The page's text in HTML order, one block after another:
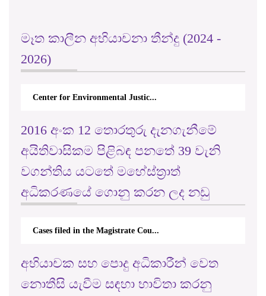
මෑත කාලීන අභියාචනා තීන්දු (2024 -
2026)
Center for Environmental Justic...
2016 අංක 12 තොරතුරු දැනගැනීමේ
අයිතිවාසිකම පිළිබඳ පනතේ 39 වැනි
වගන්තිය යටතේ මහේස්ත්‍රාත්
අධිකරණයේ ගොනු කරන ලද නඩු
Cases filed in the Magistrate Cou...
අභියාචක සහ පොදු අධිකාරීන් වෙත
නොතීසි යැවීම සඳහා භාවිතා කරනු